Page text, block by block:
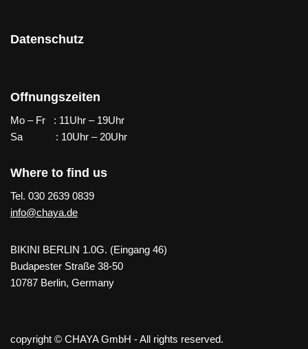
Datenschutz
Offnungszeiten
Mo – Fr : 11Uhr – 19Uhr
Sa : 10Uhr – 20Uhr
Where to find us
Tel. 030 2639 0839
info@chaya.de
BIKINI BERLIN 1.0G. (Eingang 46)
Budapester Straße 38-50
10787 Berlin, Germany
copyright © CHAYA GmbH - All rights reserved.